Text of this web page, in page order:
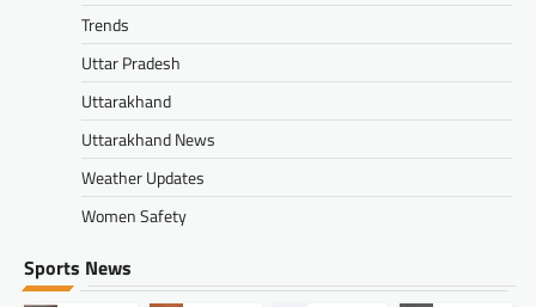
Trends
Uttar Pradesh
Uttarakhand
Uttarakhand News
Weather Updates
Women Safety
Sports News